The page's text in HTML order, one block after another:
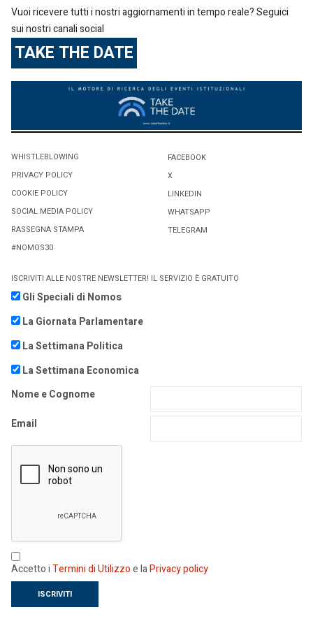
Vuoi ricevere tutti i nostri aggiornamenti in tempo reale? Seguici
sui nostri canali social
TAKE THE DATE
WHISTLEBLOWING
PRIVACY POLICY
COOKIE POLICY
SOCIAL MEDIA POLICY
RASSEGNA STAMPA
#NOMOS30
FACEBOOK
X
LINKEDIN
WHATSAPP
TELEGRAM
ISCRIVITI ALLE NOSTRE NEWSLETTER! IL SERVIZIO È GRATUITO
Gli Speciali di Nomos
La Giornata Parlamentare
La Settimana Politica
La Settimana Economica
Nome e Cognome
Email
Accetto iTermini di Utilizzoe laPrivacy policy